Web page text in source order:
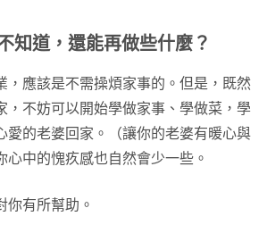
知道，還能再做些什麼？
，應該是不需操煩家事的。但是，既然
，不妨可以開始學做家事、學做菜，學
愛的老婆回家。（讓你的老婆有暖心與
心中的愧疚感也自然會少一些。
你有所幫助。